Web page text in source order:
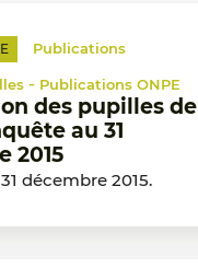
Publications
- Publications ONPE
des pupilles de
au 31
2015
décembre 2015.